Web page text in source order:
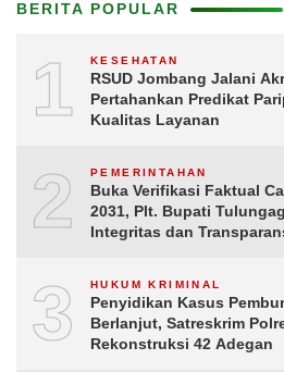
BERITA POPULAR
1 KESEHATAN
RSUD Jombang Jalani
Pertahankan Predikat
Kualitas Layanan
2 PEMERINTAHAN
Buka Verifikasi Faktual
2031, Plt. Bupati
Integritas dan
3 HUKUM KRIMINAL
Penyidikan Kasus
Berlanjut, Satreskrim
Rekonstruksi 42 Adegan